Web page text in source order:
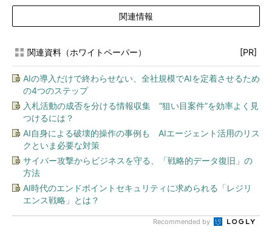
関連情報
関連資料（ホワイトペーパー） [PR]
AIの導入だけで終わらせない、全社規模でAIを定着させるため
の4つのステップ
入札活動の成否を分ける情報収集 “狙い目案件”を効率よく見
つけるには？
AI自身による破壊的操作の事例も AIエージェント活用のリス
クといま必要な対策
サイバー攻撃からビジネスを守る、「戦略的データ復旧」の
方法
AI時代のエンドポイントセキュリティに求められる「レジリ
エンス戦略」とは？
Recommended by